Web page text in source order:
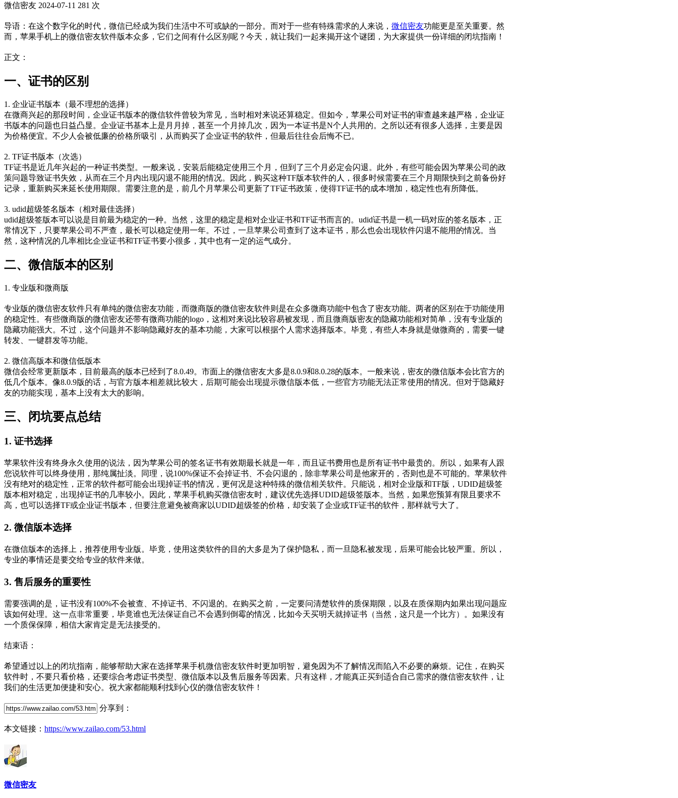
微信密友 2024-07-11 281 次
导语：在这个数字化的时代，微信已经成为我们生活中不可或缺的一部分。而对于一些有特殊需求的人来说， 微信密友功能更是至关重要。然
而，苹果手机上的微信密友软件版本众多，它们之间有什么区别呢？今天，就让我们一起来揭开这个谜团，为大家提供一份详细的闭坑指南！
正文：
一、证书的区别
1. 企业证书版本（最不理想的选择）
在微商兴起的那段时间，企业证书版本的微信软件曾较为常见，当时相对来说还算稳定。但如今，苹果公司对证书的审查越来越严格，企业证
书版本的问题也日益凸显。企业证书基本上是月月掉，甚至一个月掉几次，因为一本证书是N个人共用的。之所以还有很多人选择，主要是因
为价格便宜。不少人会被低廉的价格所吸引，从而购买了企业证书的软件，但最后往往会后悔不已。
2. TF证书版本（次选）
TF证书是近几年兴起的一种证书类型。一般来说，安装后能稳定使用三个月，但到了三个月必定会闪退。此外，有些可能会因为苹果公司的政
策问题导致证书失效，从而在三个月内出现闪退不能用的情况。因此，购买这种TF版本软件的人，很多时候需要在三个月期限快到之前备份好
记录，重新购买来延长使用期限。需要注意的是，前几个月苹果公司更新了TF证书政策，使得TF证书的成本增加，稳定性也有所降低。
3. udid超级签名版本（相对最佳选择）
udid超级签版本可以说是目前最为稳定的一种。当然，这里的稳定是相对企业证书和TF证书而言的。udid证书是一机一码对应的签名版本，正
常情况下，只要苹果公司不严查，最长可以稳定使用一年。不过，一旦苹果公司查到了这本证书，那么也会出现软件闪退不能用的情况。当
然，这种情况的几率相比企业证书和TF证书要小很多，其中也有一定的运气成分。
二、微信版本的区别
1. 专业版和微商版
专业版的微信密友软件只有单纯的微信密友功能，而微商版的微信密友软件则是在众多微商功能中包含了密友功能。两者的区别在于功能使用
的稳定性。有些微商版的微信密友还带有微商功能的logo，这相对来说比较容易被发现，而且微商版密友的隐藏功能相对简单，没有专业版的
隐藏功能强大。不过，这个问题并不影响隐藏好友的基本功能，大家可以根据个人需求选择版本。毕竟，有些人本身就是做微商的，需要一键
转发、一键群发等功能。
2. 微信高版本和微信低版本
微信会经常更新版本，目前最高的版本已经到了8.0.49。市面上的微信密友大多是8.0.9和8.0.28的版本。一般来说，密友的微信版本会比官方的
低几个版本。像8.0.9版的话，与官方版本相差就比较大，后期可能会出现提示微信版本低，一些官方功能无法正常使用的情况。但对于隐藏好
友的功能实现，基本上没有太大的影响。
三、闭坑要点总结
1. 证书选择
苹果软件没有终身永久使用的说法，因为苹果公司的签名证书有效期最长就是一年，而且证书费用也是所有证书中最贵的。所以，如果有人跟
您说软件可以终身使用，那纯属扯淡。同理，说100%保证不会掉证书、不会闪退的，除非苹果公司是他家开的，否则也是不可能的。苹果软件
没有绝对的稳定性，正常的软件都可能会出现掉证书的情况，更何况是这种特殊的微信相关软件。只能说，相对企业版和TF版，UDID超级签
版本相对稳定，出现掉证书的几率较小。因此，苹果手机购买微信密友时，建议优先选择UDID超级签版本。当然，如果您预算有限且要求不
高，也可以选择TF或企业证书版本，但要注意避免被商家以UDID超级签的价格，却安装了企业或TF证书的软件，那样就亏大了。
2. 微信版本选择
在微信版本的选择上，推荐使用专业版。毕竟，使用这类软件的目的大多是为了保护隐私，而一旦隐私被发现，后果可能会比较严重。所以，
专业的事情还是要交给专业的软件来做。
3. 售后服务的重要性
需要强调的是，证书没有100%不会被查、不掉证书、不闪退的。在购买之前，一定要问清楚软件的质保期限，以及在质保期内如果出现问题应
该如何处理。这一点非常重要，毕竟谁也无法保证自己不会遇到倒霉的情况，比如今天买明天就掉证书（当然，这只是一个比方）。如果没有
一个质保保障，相信大家肯定是无法接受的。
结束语：
希望通过以上的闭坑指南，能够帮助大家在选择苹果手机微信密友软件时更加明智，避免因为不了解情况而陷入不必要的麻烦。记住，在购买
软件时，不要只看价格，还要综合考虑证书类型、微信版本以及售后服务等因素。只有这样，才能真正买到适合自己需求的微信密友软件，让
我们的生活更加便捷和安心。祝大家都能顺利找到心仪的微信密友软件！
分享到：
本文链接： https://www.zailao.com/53.html
微信密友